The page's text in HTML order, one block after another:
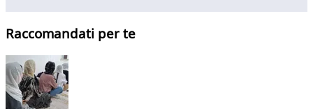
Raccomandati per te